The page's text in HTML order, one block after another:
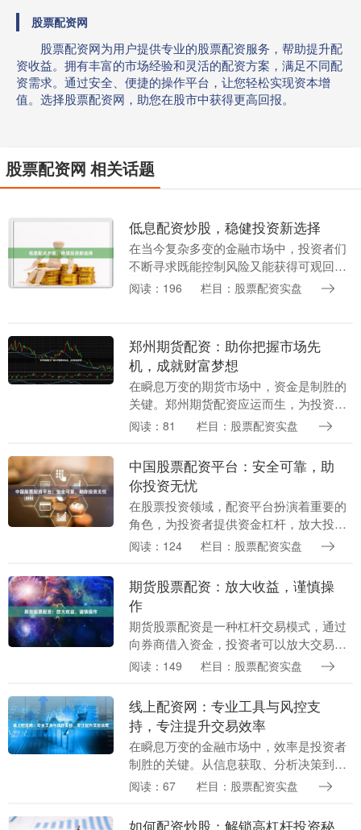
股票配资网
股票配资网为用户提供专业的股票配资服务，帮助提升配
资收益。拥有丰富的市场经验和灵活的配资方案，满足不同配
资需求。通过安全、便捷的操作平台，让您轻松实现资本增
值。选择股票配资网，助您在股市中获得更高回报。
股票配资网 相关话题
低息配资炒股，稳健投资新选择
在当今复杂多变的金融市场中，投资者们
不断寻求既能控制风险又能获得可观回报
的投资方式。低息配资炒股作为一种创新
阅读：196 栏目：股票配资实盘
郑州期货配资：助你把握市场先
机，成就财富梦想
在瞬息万变的期货市场中，资金是制胜的
关键。郑州期货配资应运而生，为投资者
提供杠杆资金杠杆股票配资，放大收益空
郑州期货配资平....
阅读：81 栏目：股票配资实盘
中国股票配资平台：安全可靠，助
你投资无忧
在股票投资领域，配资平台扮演着重要的
角色，为投资者提供资金杠杆，放大投资
收益。然而，选择一个安全可靠的配资平
益。 中国股票配资....
阅读：124 栏目：股票配资实盘
期货股票配资：放大收益，谨慎操
作
期货股票配资是一种杠杆交易模式，通过
向券商借入资金，投资者可以放大交易资
金，从而获得更高的收益。然而杠杆股票
要投资者谨慎操作....
阅读：149 栏目：股票配资实盘
线上配资网：专业工具与风控支
持，专注提升交易效率
在瞬息万变的金融市场中，效率是投资者
制胜的关键。从信息获取、分析决策到最
终执行，每一秒的延迟都可能意味着机遇
下，线上配资网应....
阅读：67 栏目：股票配资实盘
如何配资炒股：解锁高杠杆投资秘